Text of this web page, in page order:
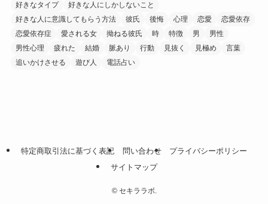
好きなタイプ
好きな人にしかしないこと
好きな人に意識してもらう方法
彼氏 後悔 心理 恋愛
恋愛依存
恋愛依存症
愛される女 拗ねる彼氏 時 特徴 男
男性
男性心理
疲れた 結婚 脈あり 行動 見抜く 見極め
言葉
追いかけさせる
遊び人 電話占い
特定商取引法に基づく表記 問い合わせ
プライバシーポリシー
サイトマップ
©セキララボ.